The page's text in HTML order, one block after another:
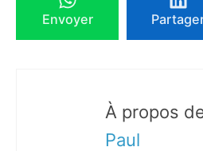
Envoyer
À propos
Paul